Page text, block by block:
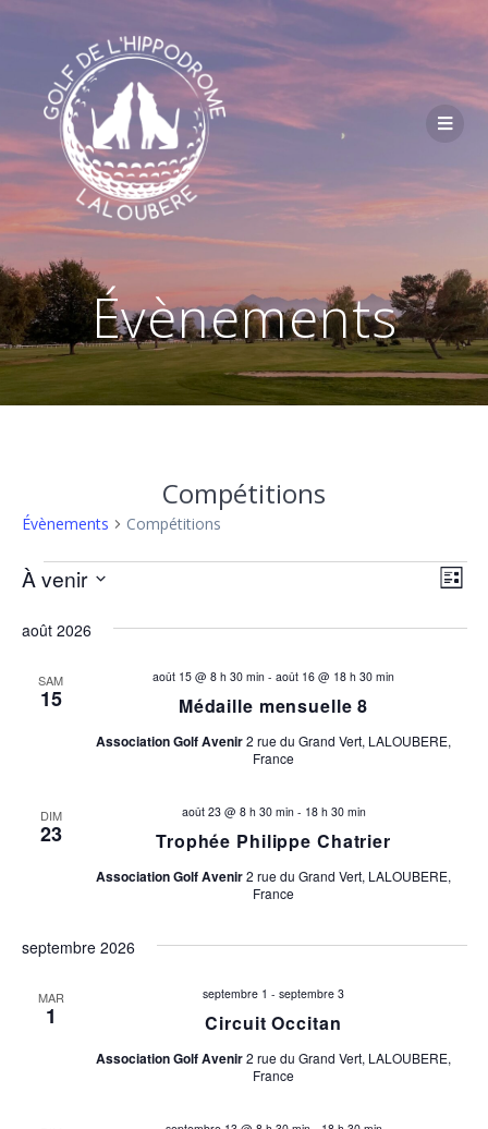
Passer
contenu
Évènements
Compétitions
Évènements Compétitions
Évènements
N
a
t
o
p
N
a
n
e
Liste
À venir
une
août 2026
SAM
15 Médaille mensuelle 8
août 15 @ 8 h 30 min - août 16 @ 18 h 30 min
Association Golf Avenir2 rue du Grand Vert, LALOUBERE,
France
DIM
23 Trophée Philippe Chatrier
août 23 @ 8 h 30 min- 18 h 30 min
Association Golf Avenir2 rue du Grand Vert, LALOUBERE,
France
septembre 2026
MAR
1 Circuit Occitan
septembre 1 - septembre 3
Association Golf Avenir2 rue du Grand Vert, LALOUBERE,
France